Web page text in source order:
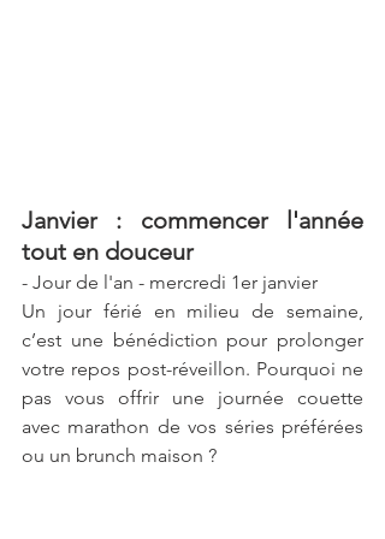
Janvier : commencer l'année
tout en douceur
- Jour de l'an - mercredi 1er janvier
Un jour férié en milieu de semaine,
c’est une bénédiction pour prolonger
votre repos post-réveillon. Pourquoi ne
pas vous offrir une journée couette
avec marathon de vos séries préférées
ou un brunch maison ?